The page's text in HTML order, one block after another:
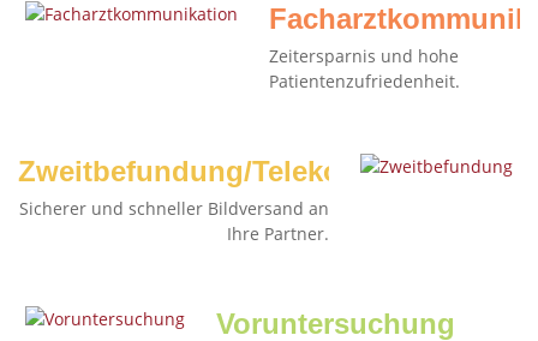
Zeitersparnis und hohe
Patientenzufriedenheit.
Zweitbefundung/Telekonsil
Sicherer und schneller Bildversand an
Ihre Partner.
Voruntersuchung